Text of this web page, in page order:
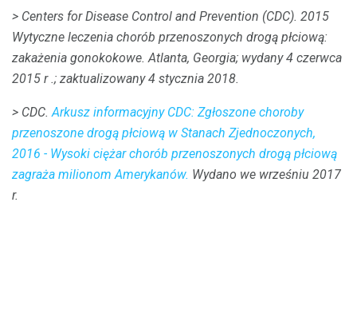
> Centers for Disease Control and Prevention (CDC). 2015
Wytyczne leczenia chorób przenoszonych drogą płciową:
zakażenia gonokokowe. Atlanta, Georgia; wydany 4 czerwca
2015 r .; zaktualizowany 4 stycznia 2018.
> CDC. Arkusz informacyjny CDC: Zgłoszone choroby
przenoszone drogą płciową w Stanach Zjednoczonych,
2016 - Wysoki ciężar chorób przenoszonych drogą płciową
zagraża milionom Amerykanów. Wydano we wrześniu 2017
r.